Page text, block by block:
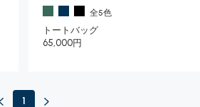
全5色
トートバッグ
65,000円
1